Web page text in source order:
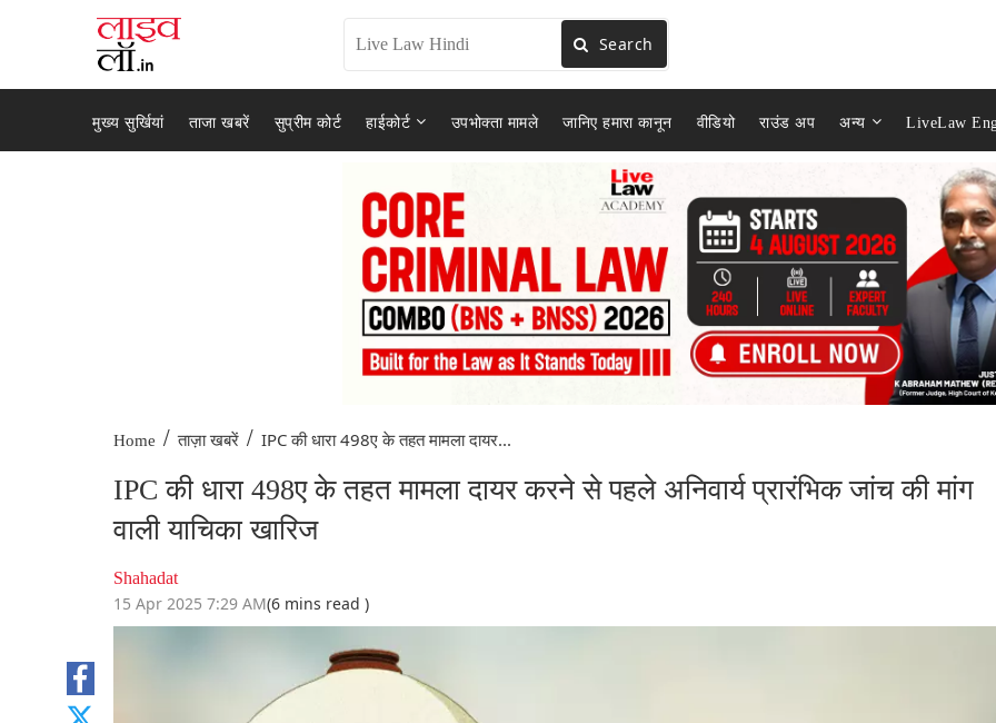
Search
मुख्य सुर्खियां ताजा खबरें सुप्रीम कोर्ट हाईकोर्ट उपभोक्ता मामले जानिए हमारा कानून वीडियो राउंड अप अन्य LiveLaw
Home / ताज़ा खबरें / IPC की धारा 498ए के तहत मामला दायर...
IPC की धारा 498ए के तहत मामला दायर करने से पहले अनिवार्य प्रारंभिक जांच की मांग
वाली याचिका खारिज
Shahadat
15 Apr 2025 7:29 AM(6 mins read )